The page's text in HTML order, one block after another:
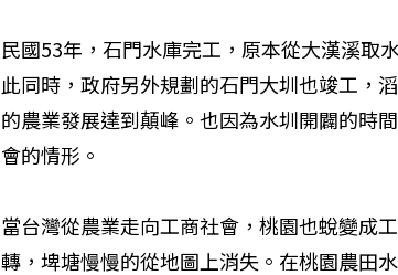
民國53年，石門水庫完工，原本從大漢溪取
此同時，政府另外規劃的石門大圳也竣工，
的農業發展達到顛峰。也因為水圳開闢的時
會的情形。
當台灣從農業走向工商社會，桃園也蛻變成
轉，埤塘慢慢的從地圖上消失。在桃園農田